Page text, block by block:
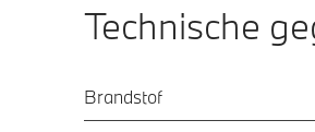
Technische
Brandstof